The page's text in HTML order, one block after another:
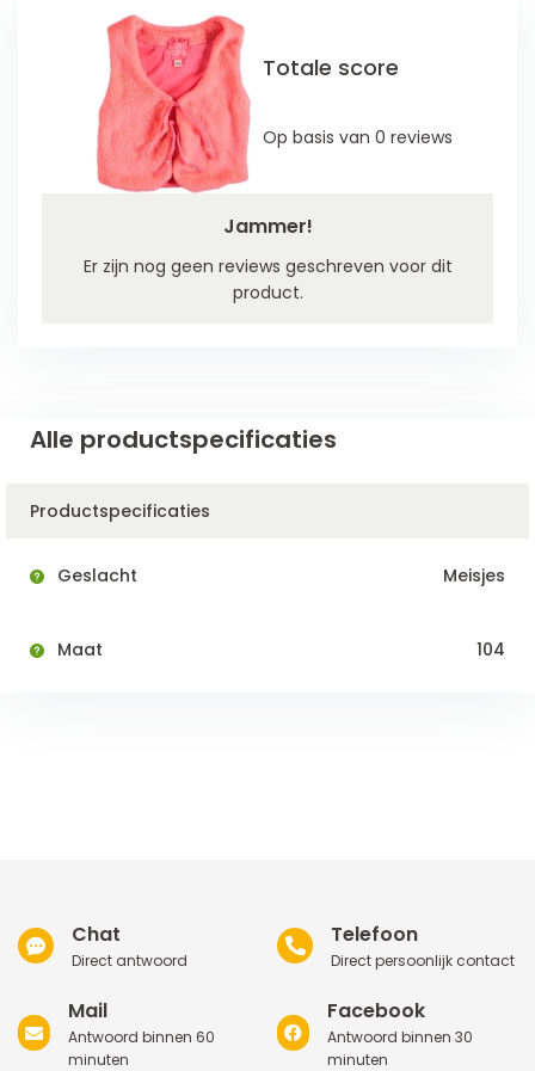
Jammer!
Er zijn nog geen reviews geschreven voor dit
product.
Totale score
Op basis van 0 reviews
Alle productspecificaties
Productspecificaties
Geslacht Meisjes
Maat 104
Chat
Direct antwoord
Telefoon
Direct persoonlijk contact
Mail
Antwoord binnen 60
minuten
Facebook
Antwoord binnen 30
minuten